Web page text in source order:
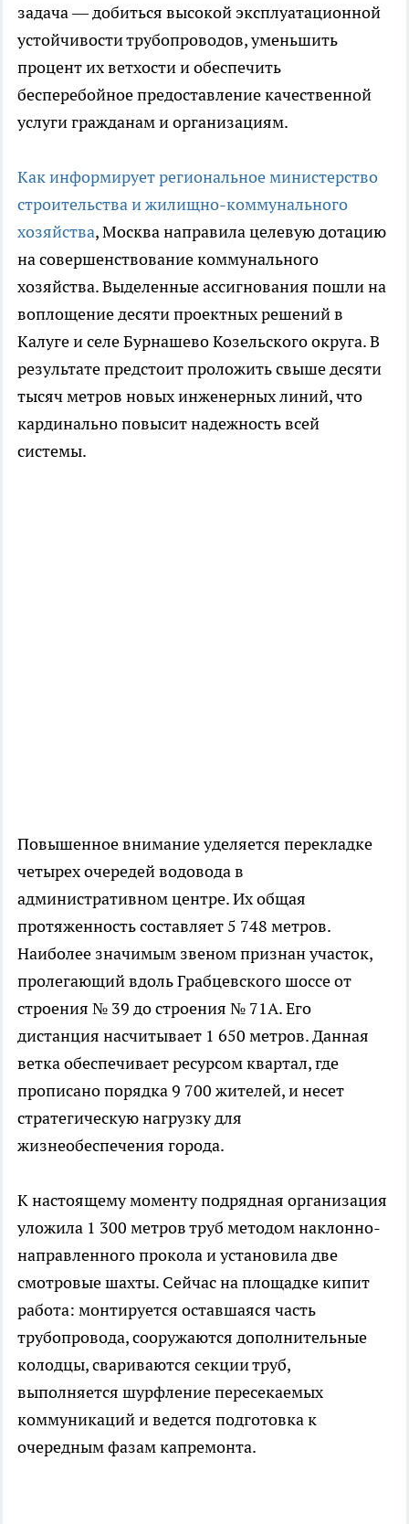
задача — добиться высокой эксплуатационной
устойчивости трубопроводов, уменьшить
процент их ветхости и обеспечить
бесперебойное предоставление качественной
услуги гражданам и организациям.
Как информирует региональное министерство
строительства и жилищно-коммунального
хозяйства, Москва направила целевую дотацию
на совершенствование коммунального
хозяйства. Выделенные ассигнования пошли на
воплощение десяти проектных решений в
Калуге и селе Бурнашево Козельского округа. В
результате предстоит проложить свыше десяти
тысяч метров новых инженерных линий, что
кардинально повысит надежность всей
системы.
Повышенное внимание уделяется перекладке
четырех очередей водовода в
административном центре. Их общая
протяженность составляет 5 748 метров.
Наиболее значимым звеном признан участок,
пролегающий вдоль Грабцевского шоссе от
строения № 39 до строения № 71А. Его
дистанция насчитывает 1 650 метров. Данная
ветка обеспечивает ресурсом квартал, где
прописано порядка 9 700 жителей, и несет
стратегическую нагрузку для
жизнеобеспечения города.
К настоящему моменту подрядная организация
уложила 1 300 метров труб методом наклонно-
направленного прокола и установила две
смотровые шахты. Сейчас на площадке кипит
работа: монтируется оставшаяся часть
трубопровода, сооружаются дополнительные
колодцы, свариваются секции труб,
выполняется шурфление пересекаемых
коммуникаций и ведется подготовка к
очередным фазам капремонта.